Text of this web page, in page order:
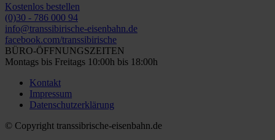
Kostenlos bestellen
(0)30 - 786 000 94
info@transsibirische-eisenbahn.de
facebook.com/transsibirische
BÜRO-ÖFFNUNGSZEITEN
Montags bis Freitags 10:00h bis 18:00h
Kontakt
Impressum
Datenschutzerklärung
© Copyright transsibrische-eisenbahn.de